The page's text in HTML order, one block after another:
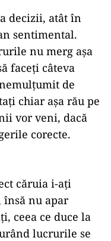
decizii, atât în
sentimental.
nu merg așa
faceți câteva
de
chiar așa rău pe
vor veni, dacă
corecte.
căruia i-ați
nu apar
ceea ce duce la
lucrurile se